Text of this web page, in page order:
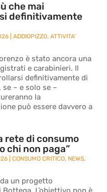
che mai
definitivamente
|ADDIOPIZZO,ATTIVITA'
è stato ancora una
e carabinieri. Il
definitivamente di
– e solo se –
la
può essere davvero a
rete di consumo
chi non paga”
|CONSUMO CRITICO, NEWS,
da un progetto